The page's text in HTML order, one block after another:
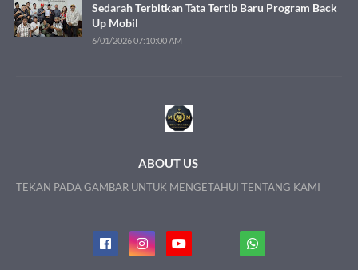
Sedarah Terbitkan Tata Tertib Baru Program Back
Up Mobil
6/01/2026 07:10:00 AM
ABOUT US
TEKAN PADA GAMBAR UNTUK MENGETAHUI TENTANG KAMI